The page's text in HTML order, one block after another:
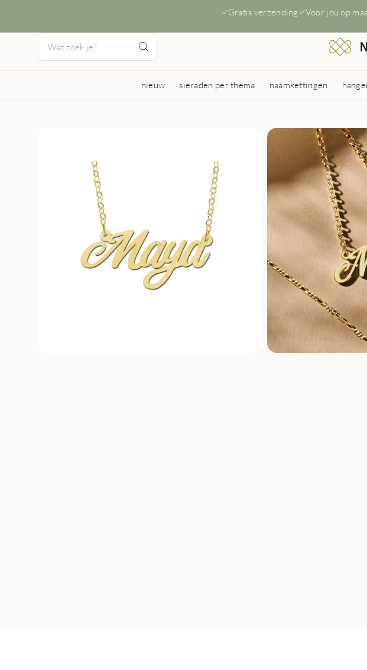
Gratis verzending Voor jou op
nieuw sieraden per thema naamkettingen